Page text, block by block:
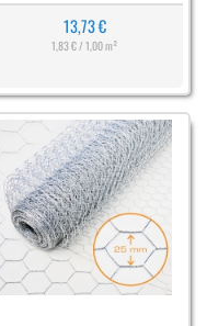
13,73 €
1,83 € / 1,00 m²